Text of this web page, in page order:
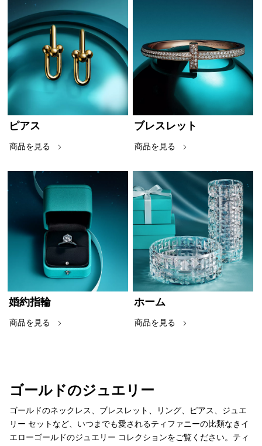
ピアス
商品を見る
ブレスレット
商品を見る
婚約指輪
商品を見る
ホーム
商品を見る
ゴールドのジュエリー
ゴールドのネックレス、ブレスレット、リング、ピアス、ジュエ
リー セットなど、いつまでも愛されるティファニーの比類なきイ
エローゴールドのジュエリー コレクションをご覧ください。ティ